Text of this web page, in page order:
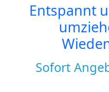
Entspannt
Sofort